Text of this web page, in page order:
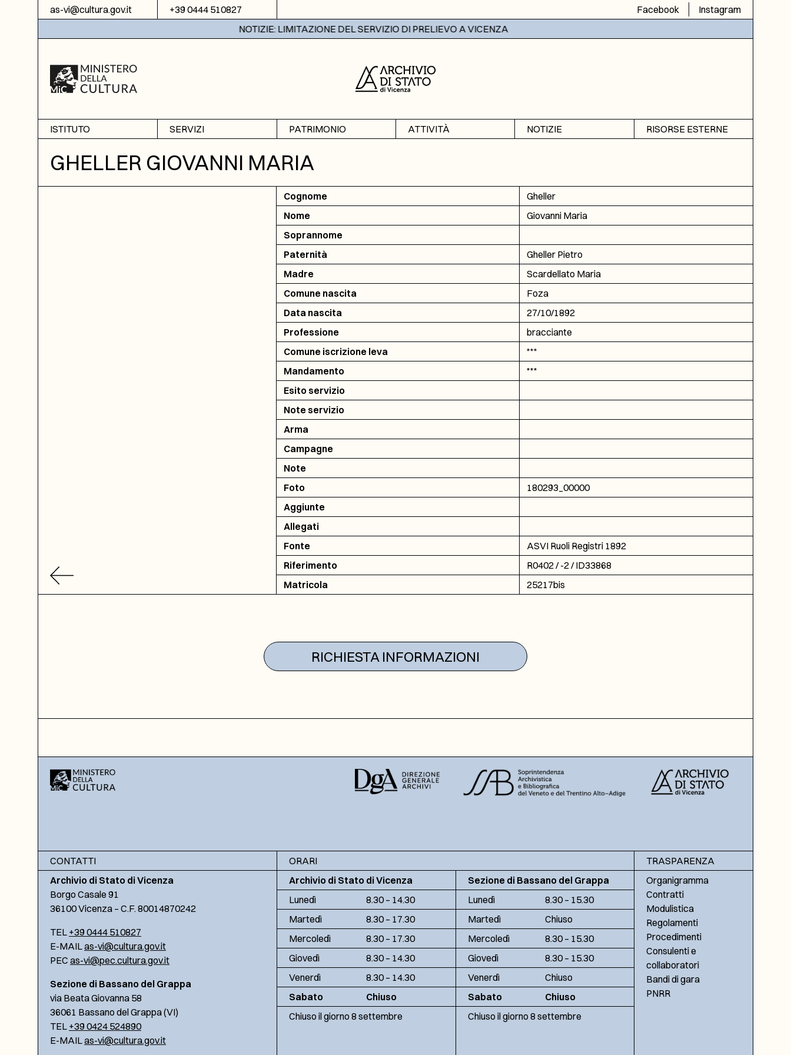
Vai al contenuto
as-vi@cultura.gov.it +39 0444 510827 Facebook
Instagram
NOTIZIE: LIMITAZIONE DEL SERVIZIO DI PRELIEVO A VICENZA
ISTITUTO
Informazioni
Sezione di Bassano del
SERVIZI
Ricerche
Fotoriproduzione
PATRIMONIO
Banche dati
ATTIVITÀ
NOTIZIE
RISORSE ESTERNE
DGA
ICAR
GHELLER GIOVANNI MARIA
Cognome
Gheller
Nome
Giovanni Maria
Soprannome
Paternità
Gheller Pietro
Madre
Scardellato Maria
Comune nascita
Foza
Data nascita
27/10/1892
Professione
bracciante
Comune iscrizione leva
***
Mandamento
***
Esito servizio
Note servizio
Arma
Campagne
Note
Foto
180293_00000
Aggiunte
Allegati
Fonte
ASVI Ruoli Registri 1892
Riferimento
R0402 / -2 / ID33868
Matricola
25217bis
RICHIESTA INFORMAZIONI
CONTATTI
Archivio di Stato di Vicenza
Borgo Casale 91
36100 Vicenza – C.F. 80014870242
TEL +39 0444 510827
E-MAILas-vi@cultura.gov.it
PEC as-vi@pec.cultura.gov.it
Sezione di Bassano del Grappa
via Beata Giovanna 58
36061 Bassano del Grappa (VI)
TEL +39 0424 524890
E-MAILas-vi@cultura.gov.it
ORARI
Archivio di Stato di Vicenza
Lunedì
8.30 – 14.30
Martedì
8.30 – 17.30
Mercoledì
8.30 – 17.30
Giovedì
8.30 – 14.30
Venerdì
8.30 – 14.30
Sabato
Chiuso
Chiuso il giorno 8 settembre
Sezione di Bassano del Grappa
Lunedì
8.30 – 15.30
Martedì
Chiuso
Mercoledì
8.30 – 15.30
Giovedì
8.30 – 15.30
Venerdì
Chiuso
Sabato
Chiuso
Chiuso il giorno 8 settembre
TRASPARENZA
Organigramma
Contratti
Modulistica
Regolamenti
Procedimenti
Consulenti e
collaboratori
Bandi di gara
PNRR